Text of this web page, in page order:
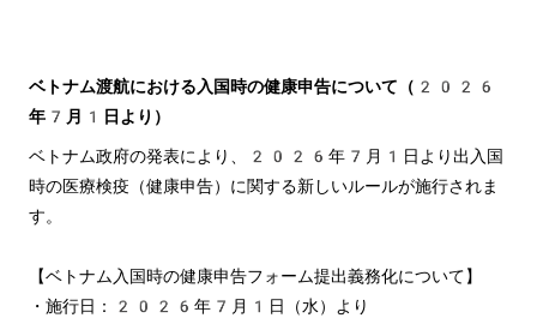
ベトナム渡航における入国時の健康申告について（2026
年7月1日より）
ベトナム政府の発表により、2026年7月1日より出入国
時の医療検疫（健康申告）に関する新しいルールが施行されま
す。
【ベトナム入国時の健康申告フォーム提出義務化について】
・施行日：2026年7月1日（水）より